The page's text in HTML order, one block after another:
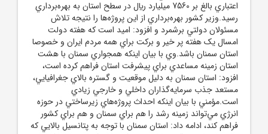
اعتباري بالغ بر 7560 ميليارد ريال در سطح استان به بهره‌برداري
رسيد.وزير کشور بهره‌برداري از اين پروژه‌ها را نتيجه تلاش
مسئولان دولتي برشمرد و افزود: اميد است که هفته دولت
امسال يک هفته پر خير و برکت براي همه مردم ايران و خصوصا
استان سمنان باشد.وي با بيان اينکه همجواري سمنان با هشت
استان زمينه مساعدي براي پيشرفت استان فراهم کرده است،
افزود: استان سمنان به دليل موقعيت و گستره بالاي جغرافيايي،
مستعد جذب سرمايه‌گذاران داخلي و خارجي زيادي
است.مؤمني با بيان اينکه احداث پروژه‌هاي زيرساختي در حوزه
انرژي مي‌تواند زمينه رشد را هم براي سمنان و هم براي کشور
فراهم کند، ادامه داد: استان سمنان با توجه به پتانسيل بالايي که